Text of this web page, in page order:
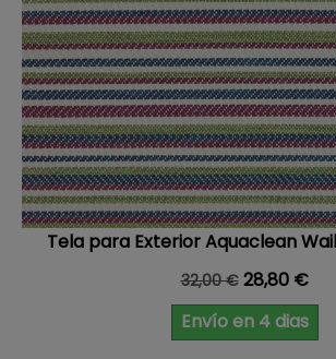
Tela para Exterior Aquaclean
Precio base
32,00 € Precio
28,80 €
Envío en 4 dias